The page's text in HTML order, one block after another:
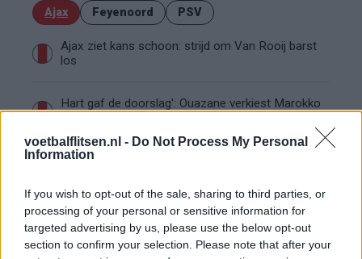
voetbalflitsen.nl - Do Not Process My Personal
Information
If you wish to opt-out of the sale, sharing to third parties, or
processing of your personal or sensitive information for
targeted advertising by us, please use the below opt-out
section to confirm your selection. Please note that after your
Ajax Feyenoord PSV
Ajax ziet kans schoon: strijd om Van Rooij barst
los
Hart gaf de doorslag': Ouazane verkiest Marokko
Dit verdient Dusan Tadic bij NEC: salaris en
Ajax dicht bij komst Arokodare: huurdeal met
koopoptie van 22 miljoen